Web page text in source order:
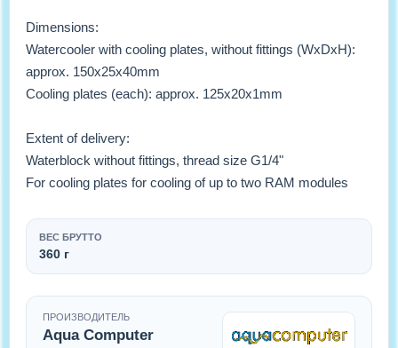
Dimensions:
Watercooler with cooling plates, without fittings (WxDxH):
approx. 150x25x40mm
Cooling plates (each): approx. 125x20x1mm
Extent of delivery:
Waterblock without fittings, thread size G1/4"
For cooling plates for cooling of up to two RAM modules
ВЕС БРУТТО
360 г
ПРОИЗВОДИТЕЛЬ
Aqua Computer